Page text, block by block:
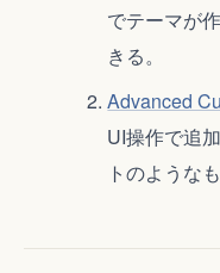
でテーマが
きる。
Advanced
UI操作で追
トのような